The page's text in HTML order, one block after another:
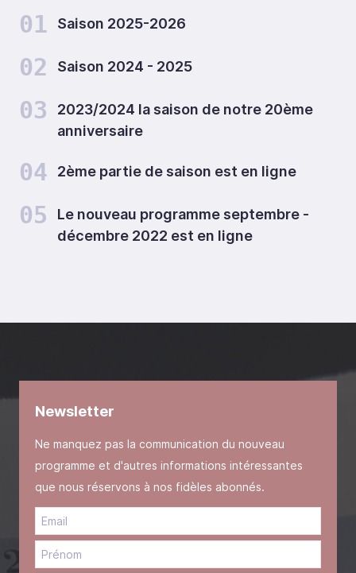
01 Saison 2025-2026
02 Saison 2024 - 2025
03
2023/2024 la saison de notre 20ème
anniversaire
04 2ème partie de saison est en ligne
05
Le nouveau programme septembre -
décembre 2022 est en ligne
Newsletter
Ne manquez pas la communication du nouveau
programme et d'autres informations intéressantes
que nous réservons à nos fidèles abonnés.